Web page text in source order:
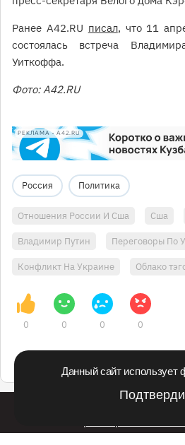
Данный сайт
Ранее A42.RU писал, что 11
состоялась встреча
Уиткоффа.
Фото: A42.RU
РЕКЛАМА • A42.RU
Россия Политика
Отношения России И Сша Сша
Владимир Путин Переговоры По
Конфликт На Украине Облако
0 0 0 0
Билайн запустил в